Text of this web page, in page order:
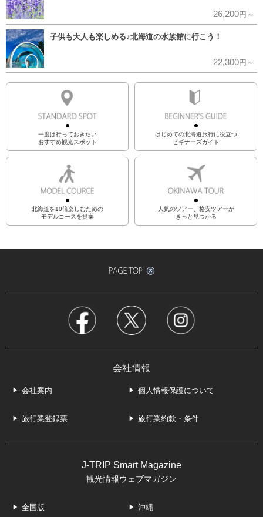
26,200円～
子供も大人も楽しめる♪北海道の水族館に行こう！
22,300円～
一度は行っておきたい
おすすめ観光スポット
はじめての北海道旅行に役立つ
ビギナーズガイド
北海道を10倍楽しむための
モデルコースを提案
人気のツアー、格安ツアーが
きっと見つかる
会社情報
会社案内 個人情報保護について
旅行業登録票 旅行業約款・条件
J-TRIP Smart Magazine
観光情報ウェブマガジン
全国版 沖縄